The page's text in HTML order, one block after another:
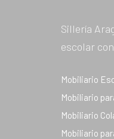
Sillería
escolar
Mobiliario
Mobiliario
Mobiliario
Mobiliario